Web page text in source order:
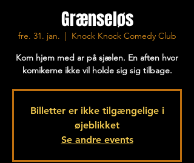
Grænseløs
fre. 31. jan.
  |
Knock Knock Comedy Club
Kom hjem med ar på sjælen. En aften hvor
komikerne ikke vil holde sig sig tilbage.
Billetter er ikke tilgængelige i
øjeblikket
Se andre events